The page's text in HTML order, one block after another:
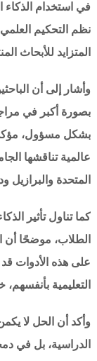
في استخدام الذكاء
نظم التحكيم العلمي
المتزايد للأبحاث
وأشار إلى أن
بصورة أكبر في
بشكل مسؤول،
عالمية تناقشها
المتحدة
كما تناول تأثير
الطلاب، موضحًا أن
على هذه الأدوات
التعليمية
وأكد أن الحل لا
الدراسية، بل في